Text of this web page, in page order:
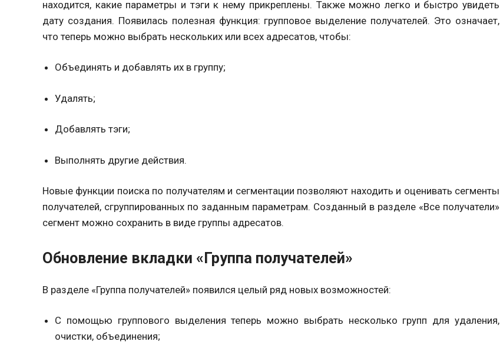
находится, какие параметры и тэги к нему прикреплены. Также можно легко и быстро увидеть
дату создания. Появилась полезная функция: групповое выделение получателей. Это означает,
что теперь можно выбрать нескольких или всех адресатов, чтобы:
Объединять и добавлять их в группу;
Удалять;
Добавлять тэги;
Выполнять другие действия.
Новые функции поиска по получателям и сегментации позволяют находить и оценивать сегменты
получателей, сгруппированных по заданным параметрам. Созданный в разделе «Все получатели»
сегмент можно сохранить в виде группы адресатов.
Обновление вкладки «Группа получателей»
В разделе «Группа получателей» появился целый ряд новых возможностей:
С помощью группового выделения теперь можно выбрать несколько групп для удаления,
очистки, объединения;